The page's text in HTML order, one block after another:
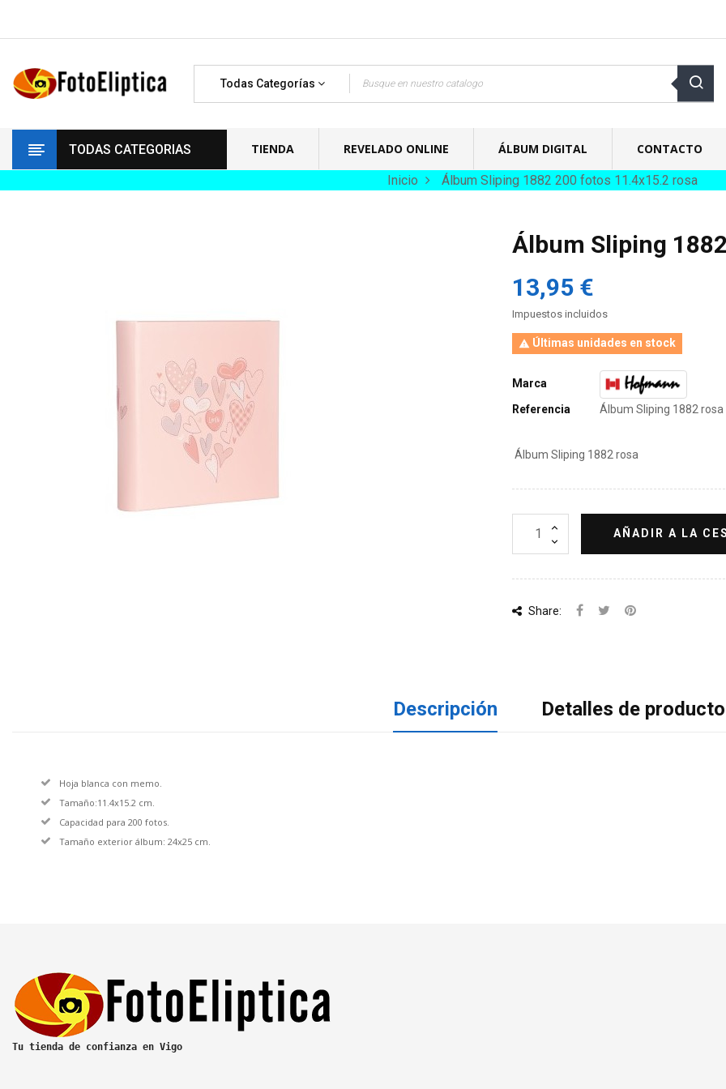
Todas Categorías
TODAS CATEGORIAS TIENDA REVELADO ONLINE ÁLBUM DIGITAL CONTACTO
Inicio Álbum Sliping 1882 200 fotos 11.4x15.2 rosa
Álbum Sliping
13,95 €
Impuestos incluidos
 Últimas unidades en stock
Marca
Referencia
Álbum Sliping 1882 rosa
Álbum Sliping 1882 rosa
AÑADIR A LA
Share:
Descripción Detalles de producto
Hoja blanca con memo.
Tamaño:11.4x15.2 cm.
Capacidad para 200 fotos.
Tamaño exterior álbum: 24x25 cm.
Tu tienda de confianza en Vigo